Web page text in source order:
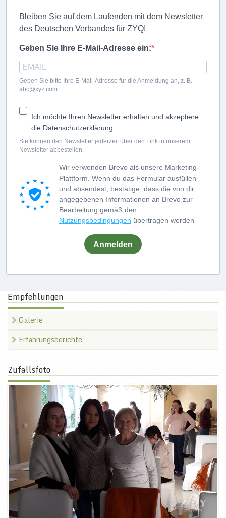
Bleiben Sie auf dem Laufenden mit dem Newsletter
des Deutschen Verbandes für ZYQ!
Geben Sie Ihre E-Mail-Adresse ein:
Geben Sie bitte Ihre E-Mail-Adresse für die Anmeldung an, z. B.
abc@xyz.com.
Ich möchte Ihren Newsletter erhalten und akzeptiere
die Datenschutzerklärung.
Sie können den Newsletter jederzeit über den Link in unserem
Newsletter abbestellen.
Wir verwenden Brevo als unsere Marketing-
Plattform. Wenn du das Formular ausfüllen
und absendest, bestätige, dass die von dir
angegebenen Informationen an Brevo zur
Bearbeitung gemäß den
Nutzungsbedingungen übertragen werden
Anmelden
Empfehlungen
Galerie
Erfahrungsberichte
Zufallsfoto